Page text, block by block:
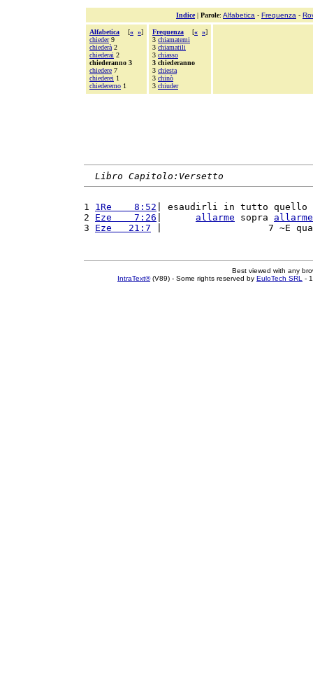
Indice| Parole: Alfabetica - Frequenza -
Alfabetica [« »]
chieder9
chiederà 2
chiederai 2
chiederanno 3
chiedere 7
chiederei 1
chiederemo 1
Frequenza [« »]
3 chiamatemi
3 chiamatili
3 chiasso
3 chiederanno
3 chiesta
3 chinò
3 chiuder
Libro Capitolo:Versetto
1 1Re    8:52 | esaudirli in tutto
2 Eze    7:26 allarme sopra allarme
3 Eze   21:7 |                   7 ~E
Best viewed with any
IntraText®(V89) - Some rights reserved by EuloTech SRL -